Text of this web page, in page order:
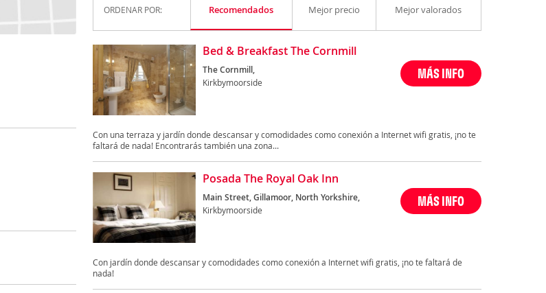
ORDENAR POR: Recomendados Mejor precio Mejor valorados
Bed & Breakfast The Cornmill
The Cornmill,
Kirkbymoorside
MÁS INFO
Con una terraza y jardín donde descansar y comodidades como conexión a Internet wifi gratis, ¡no te
faltará de nada! Encontrarás también una zona...
Posada The Royal Oak Inn
Main Street, Gillamoor, North Yorkshire,
Kirkbymoorside
MÁS INFO
Con jardín donde descansar y comodidades como conexión a Internet wifi gratis, ¡no te faltará de
nada!